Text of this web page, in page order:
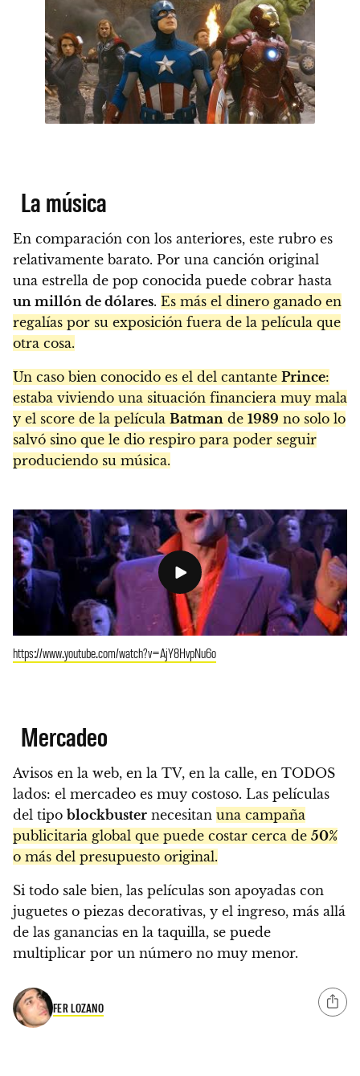
La música
En comparación con los anteriores, este rubro es
relativamente barato. Por una canción original
una estrella de pop conocida puede cobrar hasta
un millón de dólares. Es más el dinero ganado en
regalías por su exposición fuera de la película que
otra cosa.
Un caso bien conocido es el del cantante Prince:
estaba viviendo una situación financiera muy mala
y el score de la película Batman de 1989 no solo lo
salvó sino que le dio respiro para poder seguir
produciendo su música.
https://www.youtube.com/watch?v=AjY8HvpNu6o
Mercadeo
Avisos en la web, en la TV, en la calle, en TODOS
lados: el mercadeo es muy costoso. Las películas
del tipo blockbuster necesitan una campaña
publicitaria global que puede costar cerca de 50%
o más del presupuesto original.
Si todo sale bien, las películas son apoyadas con
juguetes o piezas decorativas, y el ingreso, más allá
de las ganancias en la taquilla, se puede
multiplicar por un número no muy menor.
FER LOZANO